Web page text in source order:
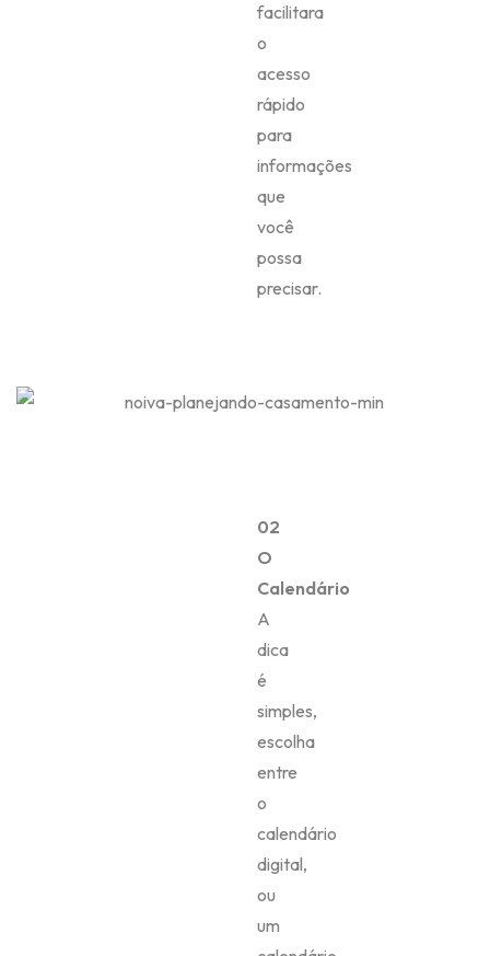
facilitara
o
acesso
rápido
para
informações
que
você
possa
precisar.
02
O
Calendário
A
dica
é
simples,
escolha
entre
o
calendário
digital,
ou
um